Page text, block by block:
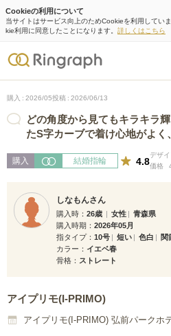
Cookieの利用について
当サイトはサービス向上のためCookieを利用してい
kie利用に同意したことになります。 詳しくはこちら
購入 2026/05投稿 2026/06/13
どの角度から見てもキラキラ
たS字カーブで着け心地がよ
購入 結婚指輪 4.8
デザイ
価格
しなもんさん
購入時 26歳 女性
青森県
購入時期
2026年05月
指タイプ
10号 短い 色白
関
カラー
イエベ春
骨格
ストレート
アイプリモ(I-PRIMO)
アイプリモ(I-PRIMO) 弘前パークホ